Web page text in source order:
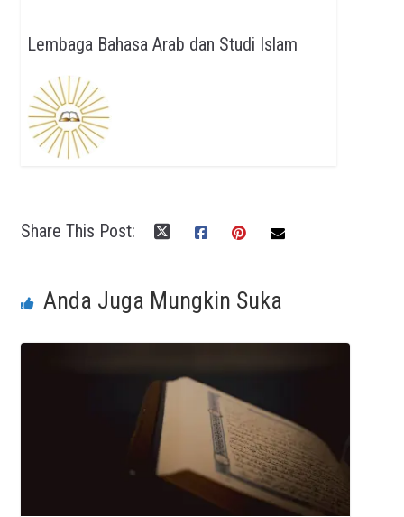
Lembaga Bahasa Arab dan Studi Islam
Share This Post:
Anda Juga Mungkin Suka